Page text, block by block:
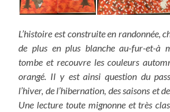
L’histoire est construite en randonnée,
de plus en plus blanche au-fur-et-à
tombe et recouvre les couleurs
orangé. Il y est ainsi question du
l’hiver, de l’hibernation, des saisons et
Une lecture toute mignonne et très